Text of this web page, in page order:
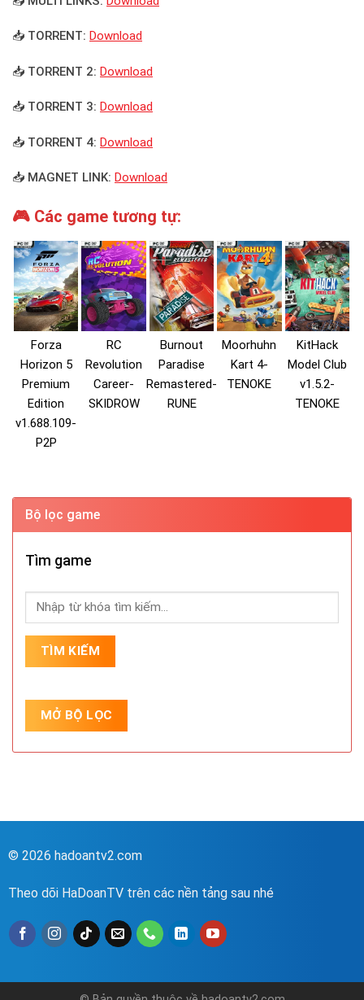
📥 TORRENT: Download
📥 TORRENT 2: Download
📥 TORRENT 3: Download
📥 TORRENT 4: Download
📥 MAGNET LINK: Download
🎮 Các game tương tự:
Forza
Horizon 5
Premium
Edition
v1.688.109-
P2P
RC
Revolution
Career-
SKIDROW
Burnout
Paradise
Remastered-
RUNE
Moorhuhn
Kart 4-
TENOKE
KitHack
Model Club
v1.5.2-
TENOKE
Bộ lọc game
Tìm game
© 2026 hadoantv2.com
Theo dõi HaDoanTV trên các nền tảng sau nhé